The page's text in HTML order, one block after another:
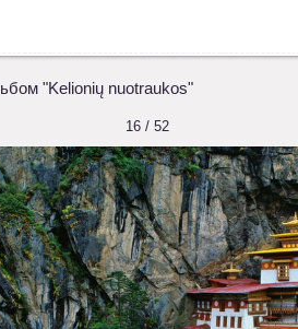
"Kelionių nuotraukos"
16 / 52